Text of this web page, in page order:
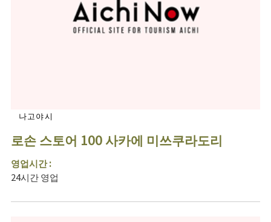
나고야시
로손 스토어 100 사카에 미쓰쿠라도리
영업시간 :
24시간 영업